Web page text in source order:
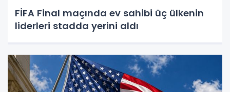
FİFA Final maçında ev sahibi üç ülkenin
liderleri stadda yerini aldı